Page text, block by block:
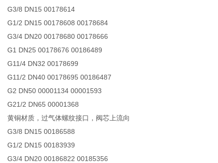
G3/8 DN15 00178614
G1/2 DN15 00178608 00178684
G3/4 DN20 00178680 00178666
G1 DN25 00178676 00186489
G11/4 DN32 00178699
G11/2 DN40 00178695 00186487
G2 DN50 00001134 00001593
G21/2 DN65 00001368
黄铜材质，过气体螺纹接口，阀芯上流向
G3/8 DN15 00186588
G1/2 DN15 00183939
G3/4 DN20 00186822 00185356